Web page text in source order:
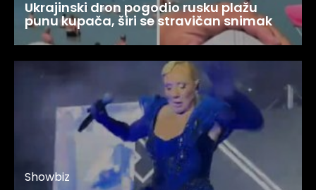
Ukrajinski dron pogodio rusku plažu
punu kupača, širi se stravičan snimak
Showbiz